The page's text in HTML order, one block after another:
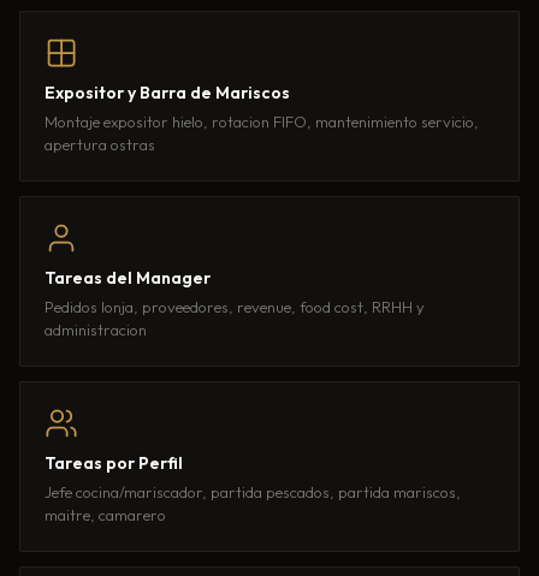
Expositor y Barra de Mariscos
Montaje expositor hielo, rotacion FIFO, mantenimiento servicio,
apertura ostras
Tareas del Manager
Pedidos lonja, proveedores, revenue, food cost, RRHH y
administracion
Tareas por Perfil
Jefe cocina/mariscador, partida pescados, partida mariscos,
maitre, camarero